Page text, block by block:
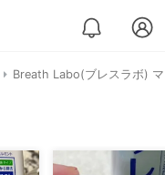
Breath Labo(ブレスラボ)